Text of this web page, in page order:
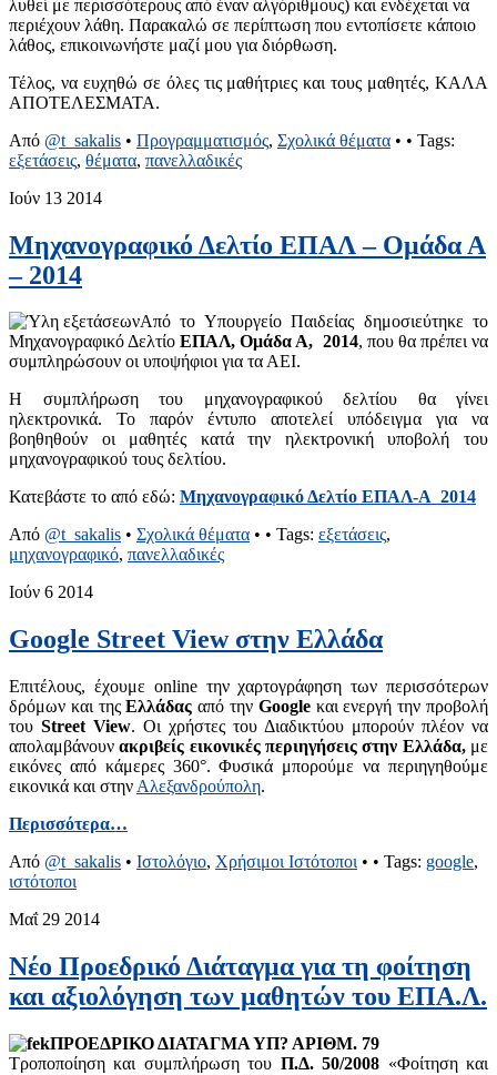
λυθεί με περισσότερους από έναν αλγόριθμους) και ενδέχεται να
περιέχουν λάθη. Παρακαλώ σε περίπτωση που εντοπίσετε κάποιο
λάθος, επικοινωνήστε μαζί μου για διόρθωση.
Τέλος, να ευχηθώ σε όλες τις μαθήτριες και τους μαθητές, ΚΑΛΑ
ΑΠΟΤΕΛΕΣΜΑΤΑ.
Από @t_sakalis • Προγραμματισμός, Σχολικά θέματα • • Tags:
εξετάσεις, θέματα, πανελλαδικές
Ιούν 13 2014
Μηχανογραφικό Δελτίο ΕΠΑΛ – Ομάδα Α
– 2014
Από το Υπουργείο Παιδείας δημοσιεύτηκε το
Μηχανογραφικό ΔελτίοΕΠΑΛ, Ομάδα Α, 2014, που θα πρέπει να
συμπληρώσουν οι υποψήφιοι για τα ΑΕΙ.
Η συμπλήρωση του μηχανογραφικού δελτίου θα γίνει
ηλεκτρονικά. Το παρόν έντυπο αποτελεί υπόδειγμα για να
βοηθηθούν οι μαθητές κατά την ηλεκτρονική υποβολή του
μηχανογραφικού τους δελτίου.
Κατεβάστε το από εδώ: Μηχανογραφικό Δελτίο ΕΠΑΛ-Α 2014
Από @t_sakalis • Σχολικά θέματα • • Tags: εξετάσεις,
μηχανογραφικό, πανελλαδικές
Ιούν 6 2014
Google Street View στην Ελλάδα
Επιτέλους, έχουμε online την χαρτογράφηση των περισσότερων
δρόμων και τηςΕλλάδαςαπό την Google και ενεργή την προβολή
του Street View. Οι χρήστες του Διαδικτύου μπορούν πλέον να
απολαμβάνουνακριβείς εικονικές περιηγήσεις στην Ελλάδα,με
εικόνες από κάμερες 360°. Φυσικά μπορούμε να περιηγηθούμε
εικονικά και στην Αλεξανδρούπολη.
Περισσότερα…
Από @t_sakalis • Ιστολόγιο, Χρήσιμοι Ιστότοποι • • Tags: google,
ιστότοποι
Μαΐ 29 2014
Νέο Προεδρικό Διάταγμα για τη φοίτηση
και αξιολόγηση των μαθητών του ΕΠΑ.Λ.
ΠΡΟΕΔΡΙΚΟ ΔΙΑΤΑΓΜΑ ΥΠ? ΑΡΙΘΜ. 79
Τροποποίηση και συμπλήρωση του Π.Δ. 50/2008 «Φοίτηση και